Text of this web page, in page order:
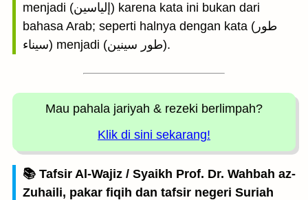
menjadi (إلياسين) karena kata ini bukan dari
bahasa Arab; seperti halnya dengan kata (طور
سيناء) menjadi (طور سينين).
Mau pahala jariyah & rezeki berlimpah?
Klik di sini sekarang!
📚 Tafsir Al-Wajiz / Syaikh Prof. Dr. Wahbah az-
Zuhaili, pakar fiqih dan tafsir negeri Suriah